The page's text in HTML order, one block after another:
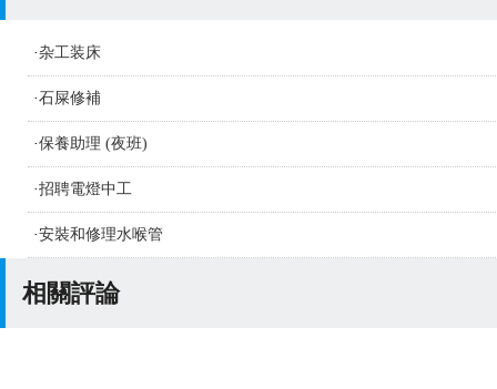
·杂工装床
·石屎修補
·保養助理 (夜班)
·招聘電燈中工
·安裝和修理水喉管
相關評論